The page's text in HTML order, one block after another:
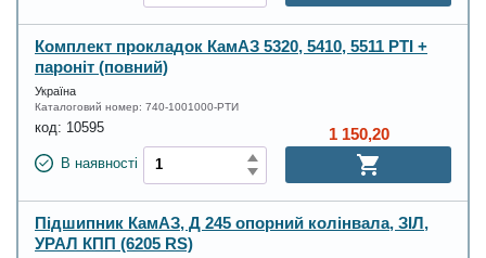
Комплект прокладок КамАЗ 5320, 5410, 5511 РТІ +
пароніт (повний)
Україна
Каталоговий номер: 740-1001000-РТИ
код: 10595
В наявності
1 150,20
Підшипник КамАЗ, Д 245 опорний колінвала, ЗІЛ,
УРАЛ КПП (6205 RS)